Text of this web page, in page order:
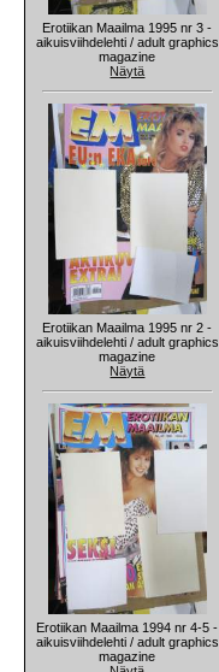
Erotiikan Maailma 1995 nr 3 -
aikuisviihdelehti / adult graphics
magazine
Näytä
Erotiikan Maailma 1995 nr 2 -
aikuisviihdelehti / adult graphics
magazine
Näytä
Erotiikan Maailma 1994 nr 4-5 -
aikuisviihdelehti / adult graphics
magazine